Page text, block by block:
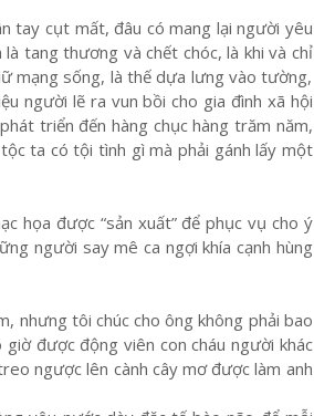
tay cụt mất, đâu có mang lại người yêu
là tang thương và chết chóc, là khi và chỉ
ữmạng sống, là thế dựa lưng vào tường,
ệu người lẽra vun bồi cho gia đình xã hội
triển đến hàng chục hàng trăm năm,
ộc ta có tội tình gì mà phải gánh lấy một
ạc họa được “sản xuất” để phục vụ cho ý
ững người say mê ca ngợi khía cạnh hùng
nhưng tôi chúc cho ông không phải bao
giờđược động viên con cháu người khác
ngược lên cành cây mơđược làm anh